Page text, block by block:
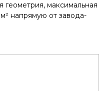
максимальная
напрямую от завода-